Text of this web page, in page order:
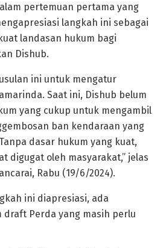
pertemuan pertama yang
langkah ini sebagai
landasan hukum bagi
Dishub.
ini untuk mengatur
Saat ini, Dishub belum
yang cukup untuk mengambil
ban kendaraan yang
dasar hukum yang kuat,
digugat oleh masyarakat,” jelas
Rabu (19/6/2024).
ini diapresiasi, ada
draft Perda yang masih perlu